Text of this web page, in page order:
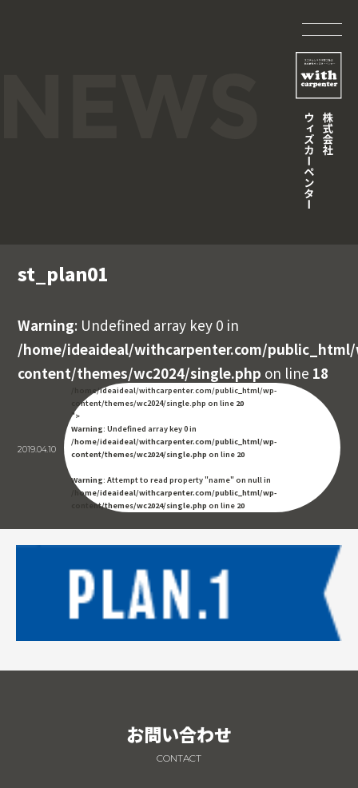
st_plan01
Warning: Undefined array key 0 in
/home/ideaideal/withcarpenter.com/
content/themes/wc2024/single.php on line 18
2019.04.10
/home/ideaideal/withcarpenter.com/public_html/wp-
content/themes/wc2024/single.php on line 20
">
Warning: Undefined array key 0 in
/home/ideaideal/withcarpenter.com/public_html/wp-
content/themes/wc2024/single.php on line 20
Warning: Attempt to read property "name" on null in
/home/ideaideal/withcarpenter.com/public_html/wp-
content/themes/wc2024/single.php on line 20
お問い合わせ
CONTACT